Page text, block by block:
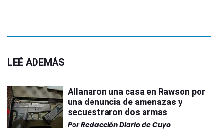
LEÉ ADEMÁS
Allanaron una casa en Rawson por
una denuncia de amenazas y
secuestraron dos armas
PorRedacción Diario de Cuyo